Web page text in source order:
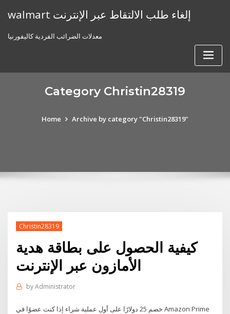
walmart إلغاء طلب الالتقاط عبر الإنترنت
معدلات الضرائب الفردية كاليفورنيا
Category Christin28319
Home Archive by category "Christin28319"
Christin28319
كيفية الحصول على بطاقة هدية
الأمازون عبر الإنترنت
byAdministrator
خصم 25 دولارًا على أول عملية شراء إذا كنت عضوًا في Amazon Prime